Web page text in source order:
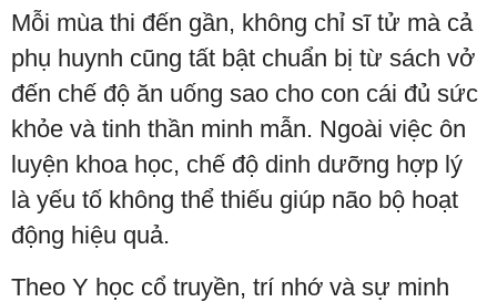
Mỗi mùa thi đến gần, không chỉ sĩ tử mà cả
phụ huynh cũng tất bật chuẩn bị từ sách vở
đến chế độ ăn uống sao cho con cái đủ sức
khỏe và tinh thần minh mẫn. Ngoài việc ôn
luyện khoa học, chế độ dinh dưỡng hợp lý
là yếu tố không thể thiếu giúp não bộ hoạt
động hiệu quả.
Theo Y học cổ truyền, trí nhớ và sự minh